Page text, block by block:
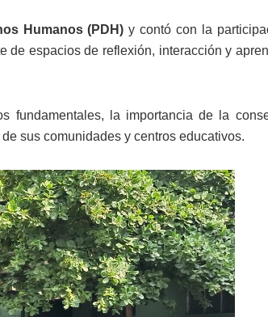
Humanos (PDH) y contó con la
espacios de reflexión, interacción y
fundamentales, la importancia de la
sus comunidades y centros educativos.